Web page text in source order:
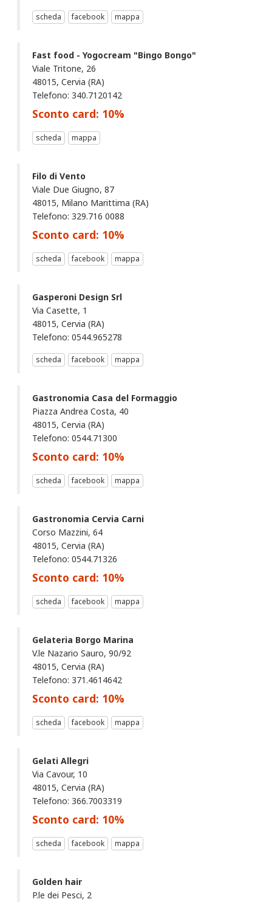
scheda facebook mappa
Fast food - Yogocream "Bingo Bongo"
Viale Tritone, 26
48015, Cervia (RA)
Telefono: 340.7120142
Sconto card: 10%
scheda mappa
Filo di Vento
Viale Due Giugno, 87
48015, Milano Marittima (RA)
Telefono: 329.716 0088
Sconto card: 10%
scheda facebook mappa
Gasperoni Design Srl
Via Casette, 1
48015, Cervia (RA)
Telefono: 0544.965278
scheda facebook mappa
Gastronomia Casa del Formaggio
Piazza Andrea Costa, 40
48015, Cervia (RA)
Telefono: 0544.71300
Sconto card: 10%
scheda facebook mappa
Gastronomia Cervia Carni
Corso Mazzini, 64
48015, Cervia (RA)
Telefono: 0544.71326
Sconto card: 10%
scheda facebook mappa
Gelateria Borgo Marina
V.le Nazario Sauro, 90/92
48015, Cervia (RA)
Telefono: 371.4614642
Sconto card: 10%
scheda facebook mappa
Gelati Allegri
Via Cavour, 10
48015, Cervia (RA)
Telefono: 366.7003319
Sconto card: 10%
scheda facebook mappa
Golden hair
P.le dei Pesci, 2